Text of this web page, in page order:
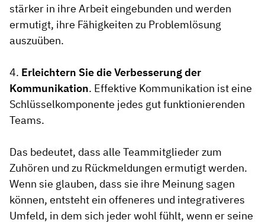
stärker in ihre Arbeit eingebunden und werden
ermutigt, ihre Fähigkeiten zu Problemlösung
auszuüben.
4. Erleichtern Sie die Verbesserung der
Kommunikation. Effektive Kommunikation ist eine
Schlüsselkomponente jedes gut funktionierenden
Teams.
Das bedeutet, dass alle Teammitglieder zum
Zuhören und zu Rückmeldungen ermutigt werden.
Wenn sie glauben, dass sie ihre Meinung sagen
können, entsteht ein offeneres und integrativeres
Umfeld, in dem sich jeder wohl fühlt, wenn er seine